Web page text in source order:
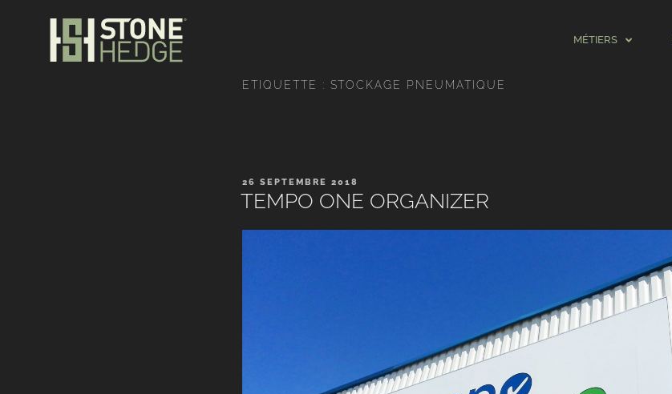
MÉTIERS
ÉTIQUETTE : STOCKAGE PNEUMATIQUE
26 SEPTEMBRE 2018
TEMPO ONE ORGANIZER